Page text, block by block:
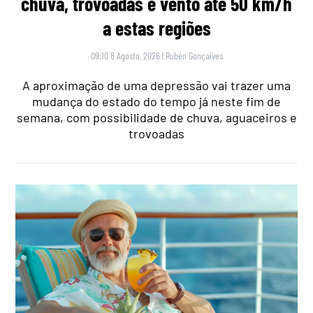
a estas regiões
09:10 8 Agosto, 2026 | Rubén Gonçalves
A aproximação de uma depressão vai trazer uma
mudança do estado do tempo já neste fim de
semana, com possibilidade de chuva, aguaceiros e
trovoadas